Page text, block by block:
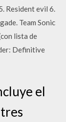
Resident evil 6.
Team Sonic
lista de
Definitive
el